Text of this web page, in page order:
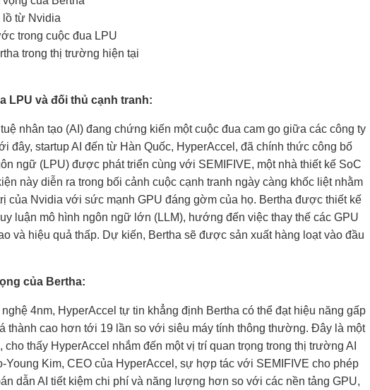
lồ từ Nvidia
trong cuộc đua LPU
trong thị trường hiện tại
LPU và đối thủ cạnh tranh:
nhân tạo (AI) đang chứng kiến một cuộc đua cam go giữa các công ty
đây, startup AI đến từ Hàn Quốc, HyperAccel, đã chính thức công bố
ngữ (LPU) được phát triển cùng với SEMIFIVE, một nhà thiết kế SoC
này diễn ra trong bối cảnh cuộc cạnh tranh ngày càng khốc liệt nhằm
của Nvidia với sức mạnh GPU đáng gờm của họ. Bertha được thiết kế
luận mô hình ngôn ngữ lớn (LLM), hướng đến việc thay thế các GPU
và hiệu quả thấp. Dự kiến, Bertha sẽ được sản xuất hàng loạt vào đầu
của Bertha:
4nm, HyperAccel tự tin khẳng định Bertha có thể đạt hiệu năng gấp
thành cao hơn tới 19 lần so với siêu máy tính thông thường. Đây là một
cho thấy HyperAccel nhắm đến một vị trí quan trọng trong thị trường AI
Young Kim, CEO của HyperAccel, sự hợp tác với SEMIFIVE cho phép
dẫn AI tiết kiệm chi phí và năng lượng hơn so với các nền tảng GPU,